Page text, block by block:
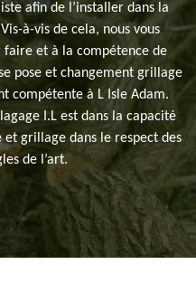
afin de l’installer dans la
à-vis de cela, nous vous
et à la compétence de
pose et changement grillage
compétente à L Isle Adam.
I.L est dans la capacité
grillage dans le respect des
de l’art.